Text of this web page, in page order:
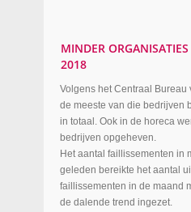
MINDER
2018
Volgens het Centraal Bureau
de meeste van die bedrijven
in totaal. Ook in de horeca
bedrijven opgeheven.
Het aantal faillissementen in
geleden bereikte het aantal
faillissementen in de maand
de dalende trend ingezet.